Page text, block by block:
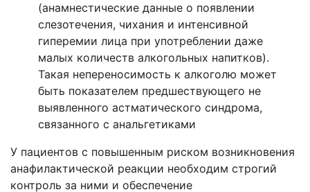
(анамнестические данные о появлении
слезотечения, чихания и интенсивной
гиперемии лица при употреблении даже
малых количеств алкогольных напитков).
Такая непереносимость к алкоголю может
быть показателем предшествующего не
выявленного астматического синдрома,
связанного с анальгетиками
У пациентов с повышенным риском возникновения
анафилактической реакции необходим строгий
контроль за ними и обеспечение